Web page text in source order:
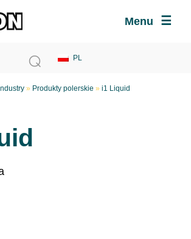
Menu
Industry » Produkty polerskie »i1 Liquid